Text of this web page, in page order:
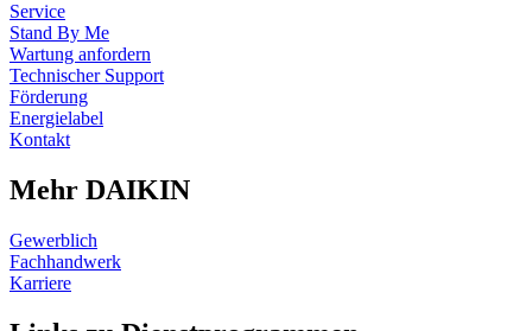
Service
Stand By Me
Wartung anfordern
Technischer Support
Förderung
Energielabel
Kontakt
Mehr DAIKIN
Gewerblich
Fachhandwerk
Karriere